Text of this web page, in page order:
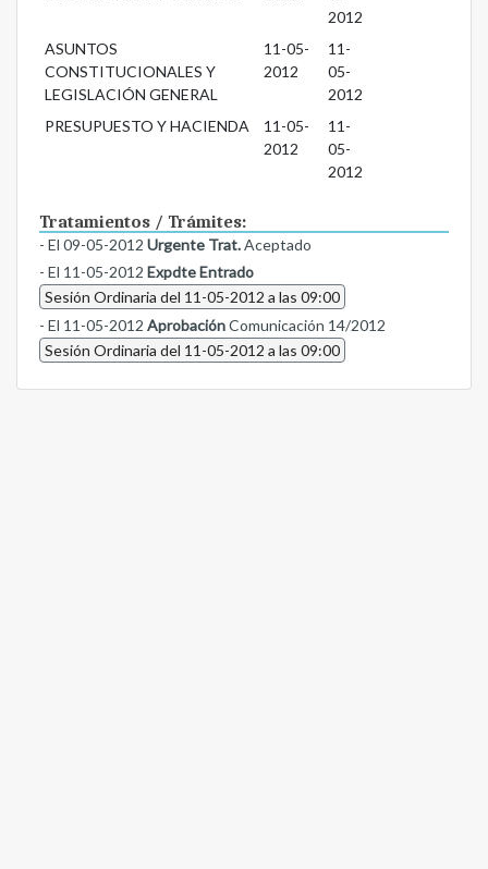
2012
ASUNTOS
CONSTITUCIONALES Y
LEGISLACIÓN GENERAL
11-05-
2012
11-
05-
2012
PRESUPUESTO Y HACIENDA
11-05-
2012
11-
05-
2012
Tratamientos / Trámites:
- El 09-05-2012 Urgente Trat.Aceptado
- El 11-05-2012 Expdte Entrado
Sesión Ordinaria del 11-05-2012 a las 09:00
- El 11-05-2012 AprobaciónComunicación 14/2012
Sesión Ordinaria del 11-05-2012 a las 09:00